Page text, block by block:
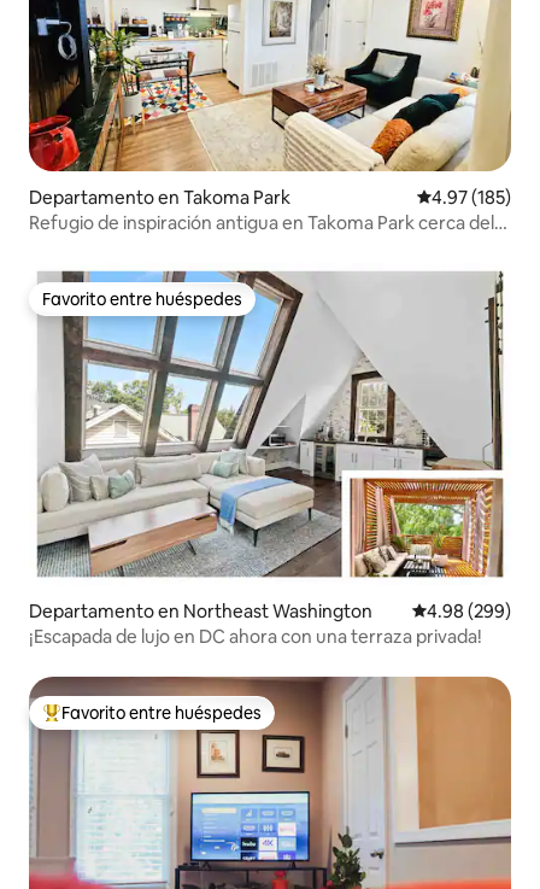
Departamento en Takoma Park Calificación
4.97 (185)
Refugio de inspiración antigua en Takoma Park cerca del
Favorito entre huéspedes
Favorito entre huéspedes
Departamento en Northeast Washington Calificación
4.98 (299)
¡Escapada de lujo en DC ahora con una terraza privada!
De los mejores en Favorito entre huéspedes
Favorito entre huéspedes